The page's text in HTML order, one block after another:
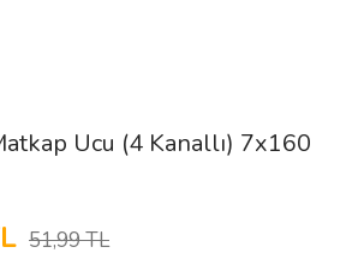
Ucu (4 Kanallı) 7x160
51,99 TL